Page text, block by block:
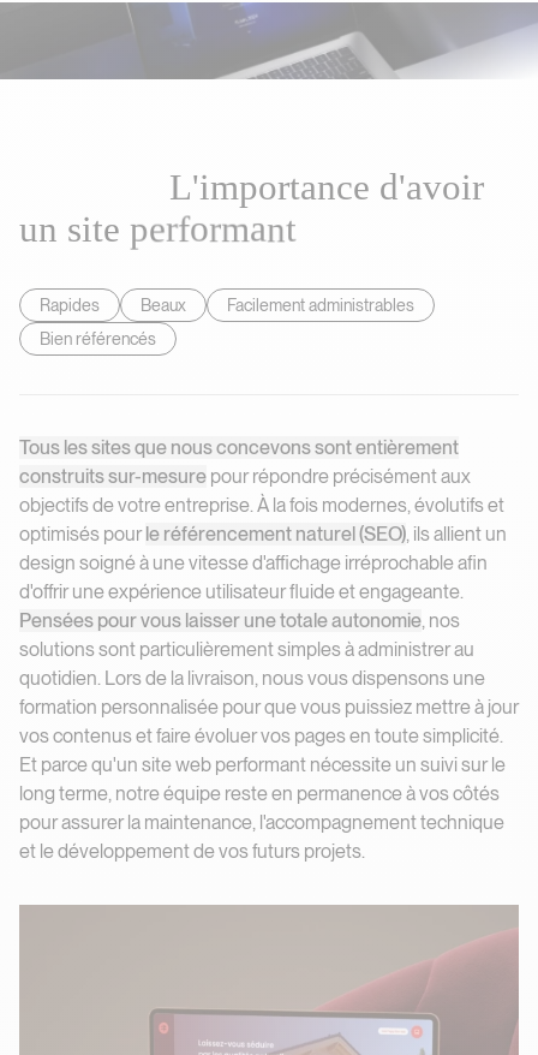
L'importance d'avoir
un site performant
Rapides Beaux
Facilement administrables
Bien référencés
Tous les sites que nous concevons sont entièrement
construits sur-mesure pour répondre précisément aux
objectifs de votre entreprise. À la fois modernes, évolutifs et
optimisés pourle référencement naturel (SEO), ils allient un
design soigné à une vitesse d'affichage irréprochable afin
d'offrir une expérience utilisateur fluide et engageante.
Pensées pour vous laisser une totale autonomie, nos
solutions sont particulièrement simples à administrer au
quotidien. Lors de la livraison, nous vous dispensons une
formation personnalisée pour que vous puissiez mettre à jour
vos contenus et faire évoluer vos pages en toute simplicité.
Et parce qu'un site web performant nécessite un suivi sur le
long terme, notre équipe reste en permanence à vos côtés
pour assurer la maintenance, l'accompagnement technique
et le développement de vos futurs projets.